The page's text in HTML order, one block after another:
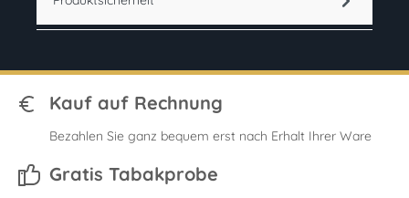
Kauf auf Rechnung
Bezahlen Sie ganz bequem erst nach Erhalt Ihrer Ware
Gratis Tabakprobe